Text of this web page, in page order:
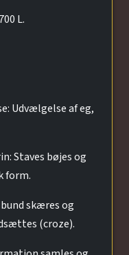
L.
Udvælgelse af eg,
Staves bøjes og
form.
skæres og
(croze).